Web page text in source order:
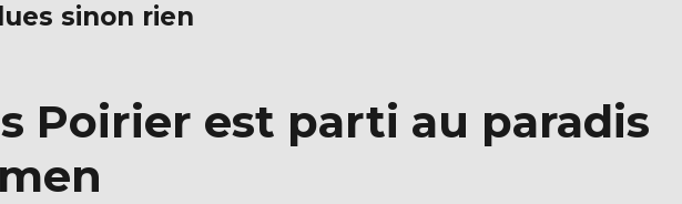
sinon rien
Poirier est parti au paradis